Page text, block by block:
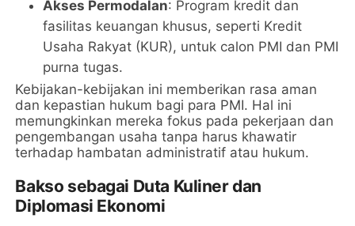
Akses Permodalan: Program kredit dan
fasilitas keuangan khusus, seperti Kredit
Usaha Rakyat (KUR), untuk calon PMI dan PMI
purna tugas.
Kebijakan-kebijakan ini memberikan rasa aman
dan kepastian hukum bagi para PMI. Hal ini
memungkinkan mereka fokus pada pekerjaan dan
pengembangan usaha tanpa harus khawatir
terhadap hambatan administratif atau hukum.
Bakso sebagai Duta Kuliner dan
Diplomasi Ekonomi